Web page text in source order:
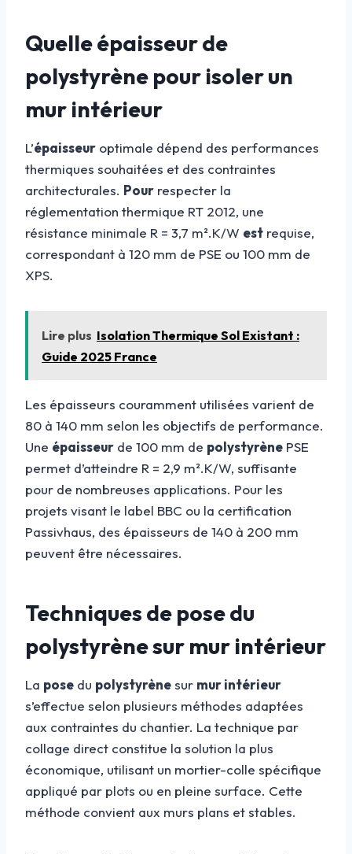
Quelle épaisseur de
polystyrène pour isoler un
mur intérieur
L’épaisseur optimale dépend des performances
thermiques souhaitées et des contraintes
architecturales. Pour respecter la
réglementation thermique RT 2012, une
résistance minimale R = 3,7 m².K/W est requise,
correspondant à 120 mm de PSE ou 100 mm de
XPS.
Lire plus Isolation Thermique Sol Existant :
Guide 2025 France
Les épaisseurs couramment utilisées varient de
80 à 140 mm selon les objectifs de performance.
Une épaisseur de 100 mm de polystyrène PSE
permet d’atteindre R = 2,9 m².K/W, suffisante
pour de nombreuses applications. Pour les
projets visant le label BBC ou la certification
Passivhaus, des épaisseurs de 140 à 200 mm
peuvent être nécessaires.
Techniques de pose du
polystyrène sur mur intérieur
La pose du polystyrènesur mur intérieur
s’effectue selon plusieurs méthodes adaptées
aux contraintes du chantier. La technique par
collage direct constitue la solution la plus
économique, utilisant un mortier-colle spécifique
appliqué par plots ou en pleine surface. Cette
méthode convient aux murs plans et stables.